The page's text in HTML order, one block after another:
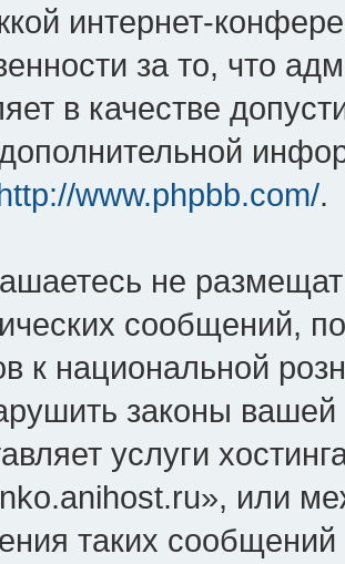
интернет-
за то, что
в качестве
www.phpbb.com/.
не
сообщений,
к национальной
законы
услуги
или
таких